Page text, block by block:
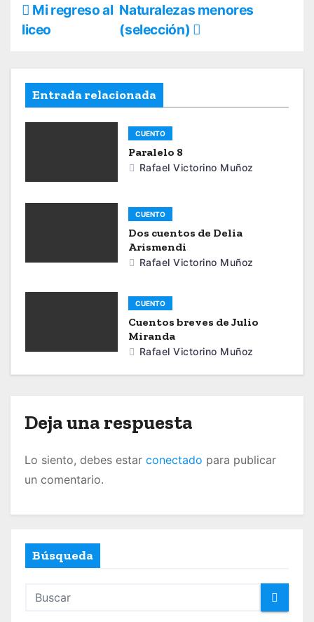
N
a
g
c
i
n
d
e
n
r
a
d
a
s
Naturalezas menores
(selección)
Mi regreso al
liceo
Entrada relacionada
CUENTO
Paralelo 8
Rafael Victorino Muñoz
CUENTO
Dos cuentos de Delia
Arismendi
Rafael Victorino Muñoz
CUENTO
Cuentos breves de Julio
Miranda
Rafael Victorino Muñoz
Deja una respuesta
Lo siento, debes estar conectado para publicar
un comentario.
Búsqueda